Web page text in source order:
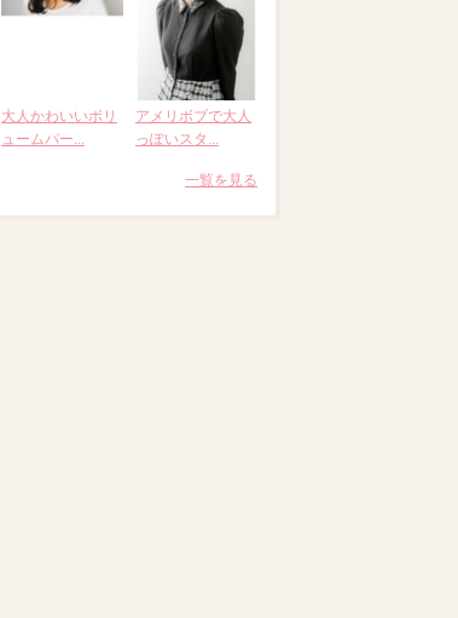
大人かわいいボリ
ュームパー...
アメリボブで大人
っぽいスタ...
一覧を見る